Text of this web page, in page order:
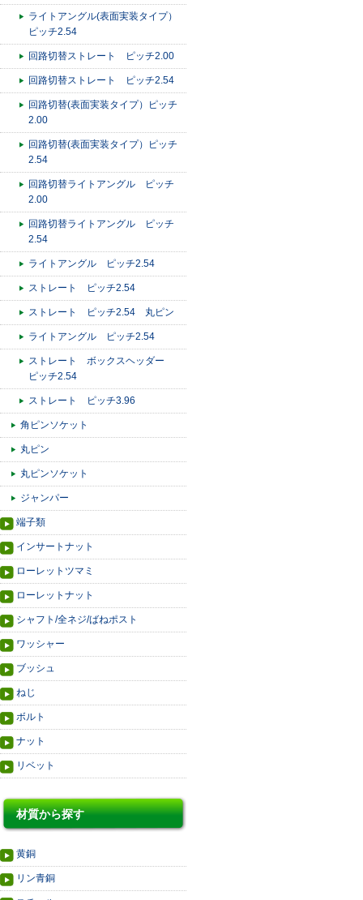
ライトアングル(表面実装タイプ）
ピッチ2.54
回路切替ストレート ピッチ2.00
回路切替ストレート ピッチ2.54
回路切替(表面実装タイプ）ピッチ
2.00
回路切替(表面実装タイプ）ピッチ
2.54
回路切替ライトアングル ピッチ
2.00
回路切替ライトアングル ピッチ
2.54
ライトアングル ピッチ2.54
ストレート ピッチ2.54
ストレート ピッチ2.54 丸ピン
ライトアングル ピッチ2.54
ストレート ボックスヘッダー
ピッチ2.54
ストレート ピッチ3.96
角ピンソケット
丸ピン
丸ピンソケット
ジャンパー
端子類
インサートナット
ローレットツマミ
ローレットナット
シャフト/全ネジ/ばねポスト
ワッシャー
ブッシュ
ねじ
ボルト
ナット
リベット
材質から探す
黄銅
リン青銅